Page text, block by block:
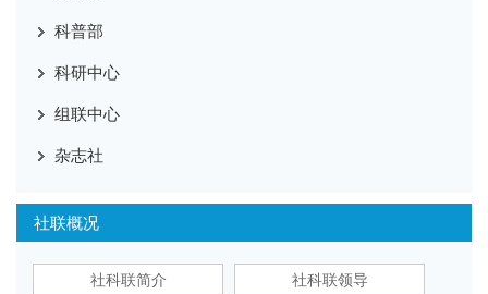
科普部
科研中心
组联中心
杂志社
社联概况
社科联简介 社科联领导